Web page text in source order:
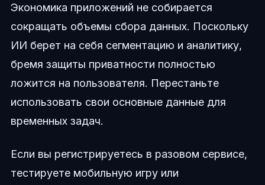
Экономика приложений не собирается
сокращать объемы сбора данных. Поскольку
ИИ берет на себя сегментацию и аналитику,
бремя защиты приватности полностью
ложится на пользователя. Перестаньте
использовать свои основные данные для
временных задач.
Если вы регистрируетесь в разовом сервисе,
тестируете мобильную игру или